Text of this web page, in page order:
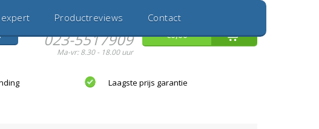
Inloggen
Hulp nodig?
023-5517909
Ma-vr: 8.30 - 18.00 uur
€0,00
Productreviews Contact
Laagste prijs garantie